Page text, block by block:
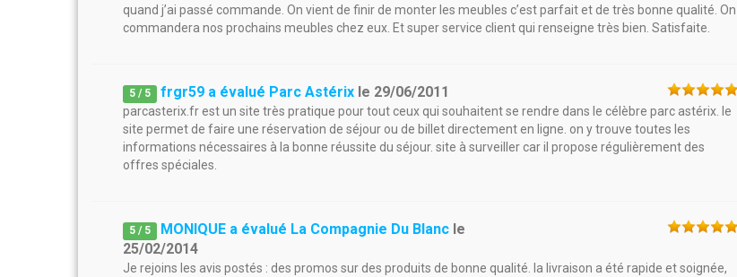
quand j’ai passé commande. On vient de finir de monter les meubles c’est parfait et de très bonne qualité. On
commandera nos prochains meubles chez eux. Et super service client qui renseigne très bien. Satisfaite.
5 / 5 frgr59 a évalué Parc Astérix le 29/06/2011
parcasterix.fr est un site très pratique pour tout ceux qui souhaitent se rendre dans le célèbre parc astérix. le
site permet de faire une réservation de séjour ou de billet directement en ligne. on y trouve toutes les
informations nécessaires à la bonne réussite du séjour. site à surveiller car il propose régulièrement des
offres spéciales.
5 / 5 MONIQUE a évalué La Compagnie Du Blanc le
25/02/2014
Je rejoins les avis postés : des promos sur des produits de bonne qualité. la livraison a été rapide et soignée,